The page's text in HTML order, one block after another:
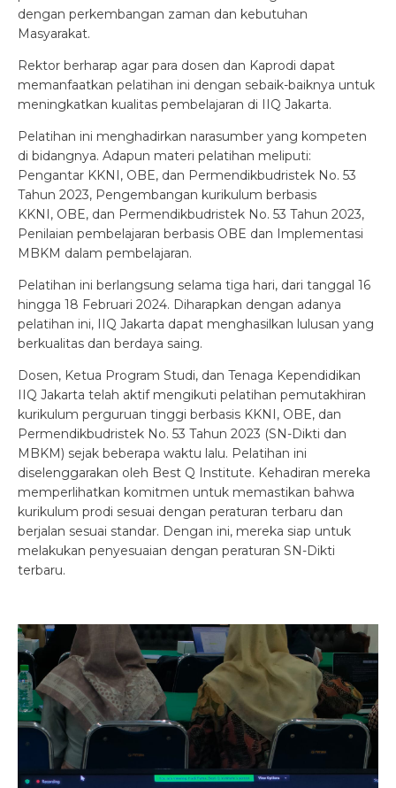
dengan perkembangan zaman dan kebutuhan
Masyarakat.
Rektor berharap agar para dosen dan Kaprodi dapat
memanfaatkan pelatihan ini dengan sebaik-baiknya untuk
meningkatkan kualitas pembelajaran di IIQ Jakarta.
Pelatihan ini menghadirkan narasumber yang kompeten
di bidangnya. Adapun materi pelatihan meliputi:
Pengantar KKNI, OBE, dan Permendikbudristek No. 53
Tahun 2023, Pengembangan kurikulum berbasis
KKNI, OBE, dan Permendikbudristek No. 53 Tahun 2023,
Penilaian pembelajaran berbasis OBE dan Implementasi
MBKM dalam pembelajaran.
Pelatihan ini berlangsung selama tiga hari, dari tanggal 16
hingga 18 Februari 2024. Diharapkan dengan adanya
pelatihan ini, IIQ Jakarta dapat menghasilkan lulusan yang
berkualitas dan berdaya saing.
Dosen, Ketua Program Studi, dan Tenaga Kependidikan
IIQ Jakarta telah aktif mengikuti pelatihan pemutakhiran
kurikulum perguruan tinggi berbasis KKNI, OBE, dan
Permendikbudristek No. 53 Tahun 2023 (SN-Dikti dan
MBKM) sejak beberapa waktu lalu. Pelatihan ini
diselenggarakan oleh Best Q Institute. Kehadiran mereka
memperlihatkan komitmen untuk memastikan bahwa
kurikulum prodi sesuai dengan peraturan terbaru dan
berjalan sesuai standar. Dengan ini, mereka siap untuk
melakukan penyesuaian dengan peraturan SN-Dikti
terbaru.